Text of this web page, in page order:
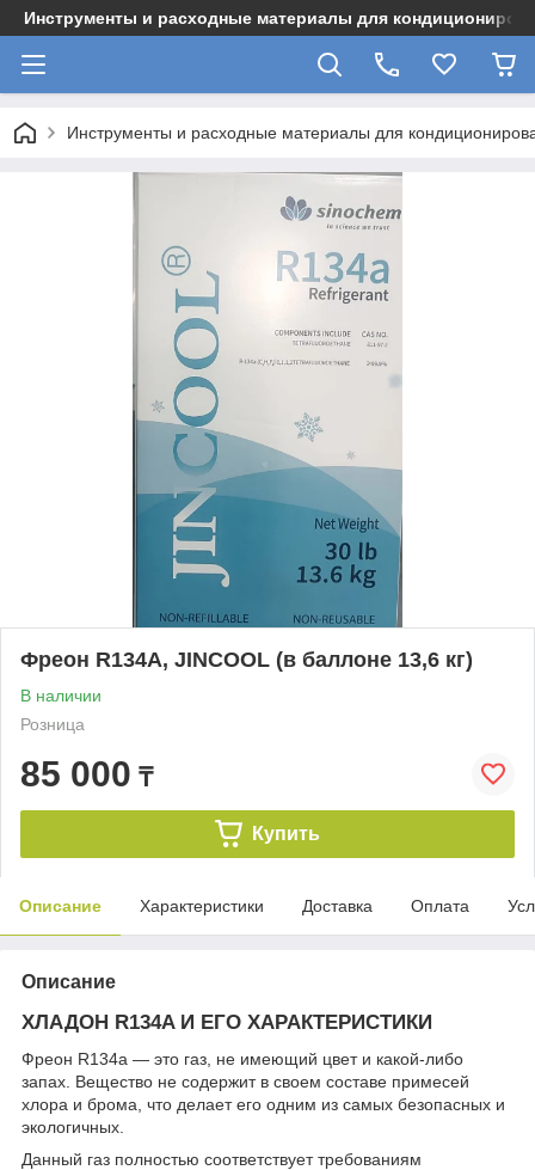
Инструменты и расходные материалы для
Инструменты и расходные материалы для
Фреон R134A, JINCOOL (в баллоне 13,6 кг)
В наличии
Розница
85 000 ₸
Купить
Описание Характеристики Доставка Оплата
Описание
ХЛАДОН R134A И ЕГО ХАРАКТЕРИСТИКИ
Фреон R134a — это газ, не имеющий цвет и какой-либо
запах. Вещество не содержит в своем составе примесей
хлора и брома, что делает его одним из самых безопасных и
экологичных.
Данный газ полностью соответствует требованиям